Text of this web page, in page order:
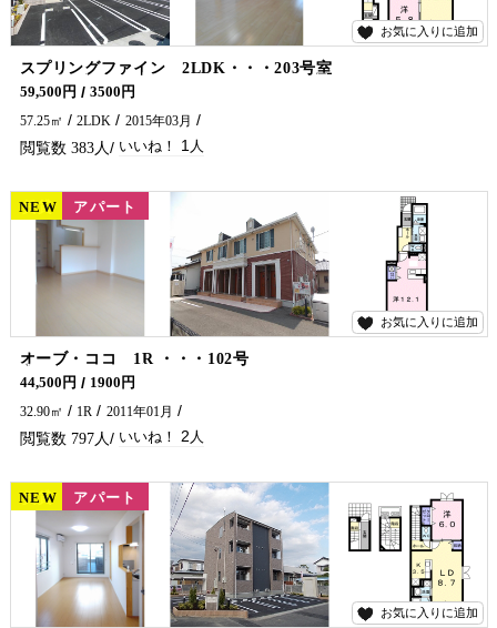
お気に入りに追加
スプリングファイン 2LDK・・・203号室
エアコン２台付です♪ アパートをお探しでしたら是非五ヶ瀬不動産へお問合せください🏠✨
59,500円
3500円
57.25㎡
2LDK 2015年03月
383 1
お気に入りに追加
賃貸
NEW アパート
オーブ・ココ 1R ・・・102号
延岡インター近く！ アパートをお探しでしたら是非五ヶ瀬不動産へお問合せください🏠✨
44,500円
1900円
32.90㎡
1R 2011年01月
797 2
お気に入りに追加
賃貸
NEW アパート